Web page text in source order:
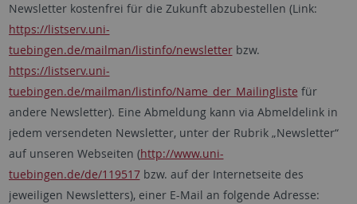
Newsletter kostenfrei für die Zukunft abzubestellen (Link:
https://listserv.uni-
tuebingen.de/mailman/listinfo/newsletterbzw.
https://listserv.uni-
tuebingen.de/mailman/listinfo/Name_der_Mailingliste für
andere Newsletter). Eine Abmeldung kann via Abmeldelink in
jedem versendeten Newsletter, unter der Rubrik „Newsletter“
auf unseren Webseiten (http://www.uni-
tuebingen.de/de/119517bzw. auf der Internetseite des
jeweiligen Newsletters), einer E-Mail an folgende Adresse: